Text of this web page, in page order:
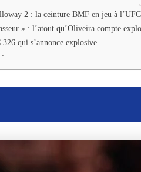
2 : la ceinture BMF en jeu à
» : l’atout qu’Oliveira compte
qui s’annonce explosive
: